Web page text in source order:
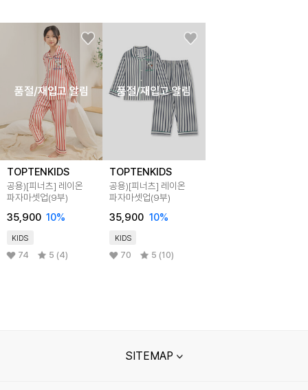
품절/재입고 알림
TOPTENKIDS
공용)[피너츠] 레이온
파자마셋업(9부)
35,900 10%
KIDS
74 5 (4)
품절/재입고 알림
TOPTENKIDS
공용)[피너츠] 레이온
파자마셋업(9부)
35,900 10%
KIDS
70 5 (10)
SITEMAP